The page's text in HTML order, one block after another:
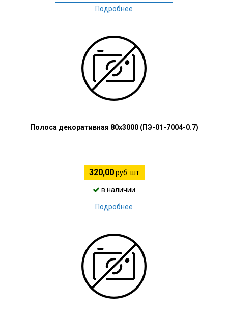
Подробнее
Полоса декоративная 80х3000 (ПЭ-01-7004-0.7)
320,00руб. шт
в наличии
Подробнее